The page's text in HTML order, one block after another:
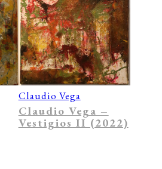
Claudio Vega
Claudio Vega –
Vestigios II (2022)